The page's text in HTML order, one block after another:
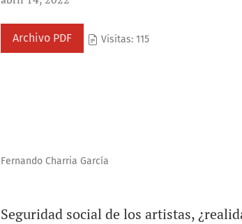
Archivo PDF Visitas: 115
Fernando Charria García
Seguridad social de los artistas,